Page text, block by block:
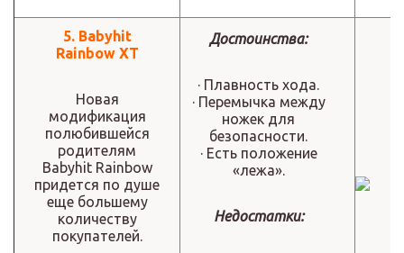
5. Babyhit
Rainbow XT
Новая
модификация
полюбившейся
родителям
Babyhit Rainbow
придется по душе
еще большему
количеству
покупателей.
Достоинства:
· Плавность хода.
· Перемычка между
ножек для
безопасности.
· Есть положение
«лежа».
Недостатки: